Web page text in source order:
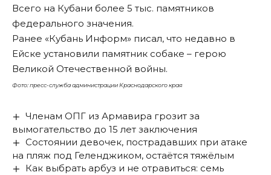
Всего на Кубани более 5 тыс. памятников
федерального значения.
Ранее «Кубань Информ» писал, что недавно в
Ейске установили памятник собаке – герою
Великой Отечественной войны.
Фото: пресс-служба администрации Краснодарского края
Членам ОПГ из Армавира грозит за
вымогательство до 15 лет заключения
Состоянии девочек, пострадавших при атаке
на пляж под Геленджиком, остаётся тяжёлым
Как выбрать арбуз и не отравиться: семь